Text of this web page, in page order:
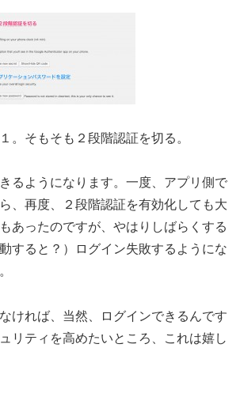
。そもそも２段階認証を切る。
るようになります。一度、アプリ側で
、再度、２段階認証を有効化しても大
あったのですが、やはりしばらくする
すると？）ログイン失敗するようにな
ければ、当然、ログインできるんです
リティを高めたいところ、これは嬉し